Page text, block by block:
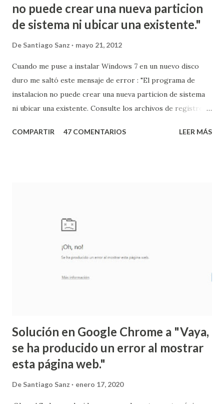
no puede crear una nueva particion
de sistema ni ubicar una existente."
De Santiago Sanz mayo 21, 2012
Cuando me puse a instalar Windows 7 en un nuevo disco
duro me saltó este mensaje de error : "El programa de
instalacion no puede crear una nueva particion de sistema
ni ubicar una existente. Consulte los archivos de registro
Esperando que como a mi se os solucione con estos pasos:
COMPARTIR 47 COMENTARIOS LEER MÁS
Solución en Google Chrome a "Vaya,
se ha producido un error al mostrar
esta página web."
De Santiago Sanz enero 17, 2020